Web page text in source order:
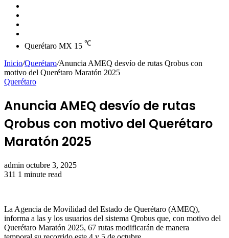
Querétaro MX 15 ℃
Inicio/Querétaro/Anuncia AMEQ desvío de rutas Qrobus con
motivo del Querétaro Maratón 2025
Querétaro
Anuncia AMEQ desvío de rutas
Qrobus con motivo del Querétaro
Maratón 2025
admin Send
an
octubre 3, 2025
311 1 minute read
La Agencia de Movilidad del Estado de Querétaro (AMEQ),
informa a las y los usuarios del sistema Qrobus que, con motivo del
Querétaro Maratón 2025, 67 rutas modificarán de manera